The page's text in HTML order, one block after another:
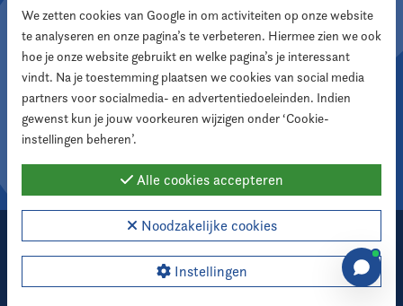
Aanmelden
Volg ons
2026 Nederlandse Vereniging voor Raadsleden
Cookie instellingen
We zetten cookies van Google in om activiteiten op onze website
te analyseren en onze pagina’s te verbeteren. Hiermee zien we ook
hoe je onze website gebruikt en welke pagina’s je interessant
vindt. Na je toestemming plaatsen we cookies van social media
partners voor socialmedia- en advertentiedoeleinden. Indien
gewenst kun je jouw voorkeuren wijzigen onder ‘Cookie-
instellingen beheren’.
Alle cookies accepteren
Noodzakelijke cookies
Instellingen